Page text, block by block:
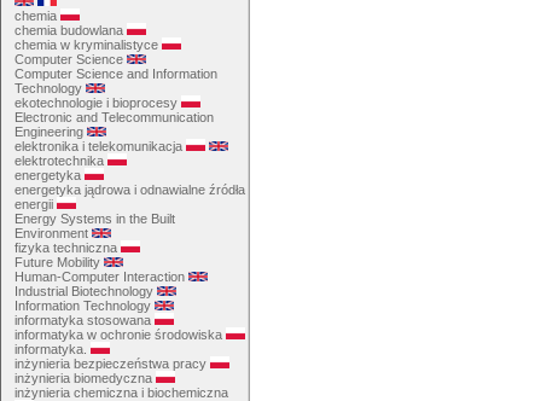
chemia
chemia budowlana
chemia w kryminalistyce
Computer Science
Computer Science and Information
Technology
ekotechnologie i bioprocesy
Electronic and Telecommunication
Engineering
elektronika i telekomunikacja
elektrotechnika
energetyka
energetyka jądrowa i odnawialne źródła
energii
Energy Systems in the Built
Environment
fizyka techniczna
Future Mobility
Human-Computer Interaction
Industrial Biotechnology
Information Technology
informatyka stosowana
informatyka w ochronie środowiska
informatyka.
inżynieria bezpieczeństwa pracy
inżynieria biomedyczna
inżynieria chemiczna i biochemiczna